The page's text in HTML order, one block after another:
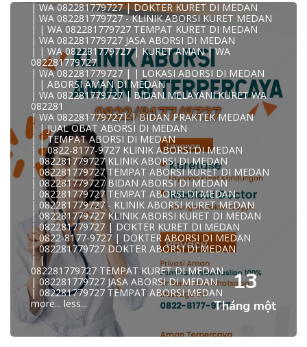
| WA 082281779727 | DOKTER KURET DI MEDAN
| WA 082281779727 - KLINIK ABORSI KURET MEDAN
| | WA 082281779727 TEMPAT KURET DI MEDAN
| WA 082281779727 JASA ABORSI DI MEDAN
| | WA 082281779727 | KURET AMAN | WA
082281779727
| WA 082281779727 | | LOKASI ABORSI DI MEDAN
| | ABORSI AMAN DI MEDAN
| WA 082281779727 | BIDAN MELAYANI KURET WA
082281
| WA 082281779727| | BIDAN PRAKTEK MEDAN
| | JUAL OBAT ABORSI DI MEDAN
| | TEMPAT ABORSI DI MEDAN
| | 0822-8177-9727 KLINIK ABORSI DI MEDAN
| 082281779727 KLINIK ABORSI DI MEDAN
| 082281779727 TEMPAT ABORSI KURET DI MEDAN
| 082281779727 BIDAN ABORSI DI MEDAN
| 082281779727 TEMPAT ABORSI DI MEDAN
| 082281779727 - KLINIK ABORSI KURET MEDAN
| 082281779727 KLINIK ABORSI KURET DI MEDAN
| 082281779727 | DOKTER KURET DI MEDAN
| 0822-8177-9727 | DOKTER ABORSI DI MEDAN
| 082281779727 DOKTER ABORSI DI MEDAN
| |
082281779727 TEMPAT KURET DI MEDAN
| 082281779727 JASA ABORSI DI MEDAN
| 082281779727 TEMPAT ABORSI MEDAN
more... less...
13
Tháng một
KLINIK ABORSI KURET MEDAN WA 082281779727 KLINIK
A
0822/81779/727 TEMPAT ABORSI MEDAN
WA 082281779727 DOKTER ABORSI MEDAN
WA 082281779727 KLINIK ABORSI MEDAN
WA 082281779727 TEMPAT ABORSI KURET MEDAN
082281779727 BIDAN ABORSI DI MEDAN
082281779727 DOKTER ABORSI DI MEDAN
WA 0822*81779*727 TEMPAT ABORSI MEDAN
WA 082281779727 DOKTER KURET DI MEDAN
WA 082281779727 TEMPAT KURET DI MEDAN
WA 082281779727 JASA ABORSI DI MEDAN
| WA 082-281-779-727 KURET AMAN WA 082281779727
TE
| WA 082-281-779-727 LOKASI ABORSI DI MEDAN
082-281-779-727 ABORSI AMAN DI MEDAN
| WA 082281779727 BIDAN MELAYANI KURET WA
08228177
WA 082281779727 BIDAN PRAKTEK MEDAN
| KLINIK ABORSI MEDAN
WA 082281779727 TEMPAT ABORSI DI MEDAN
| 082281779727 KLINIK ABORSI MEDAN
| WA 0822-8177-9727 DOKTER ABORSI DI MEDAN
| WA 082*2817797*27 BIDAN ABORSI DI MEDAN
| WA 0822*81779*727 KLINIK KURET DI MEDAN
WA 082281779727 KURET AMAN | WA 082281779727
KLINI